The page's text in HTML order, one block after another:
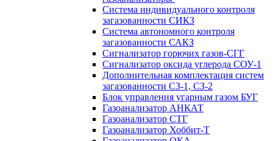
Система индивидуального контроля
загазованности СИКЗ
Система автономного контроля
загазованности САКЗ
Сигнализатор горючих газов-СГГ
Сигнализатор оксида углерода СОУ-1
Дополнительная комплектация систем
загазованности СЗ-1, СЗ-2
Блок управления угарным газом БУГ
Газоанализатор АНКАТ
Газоанализатор СТГ
Газоанализатор Хоббит-Т